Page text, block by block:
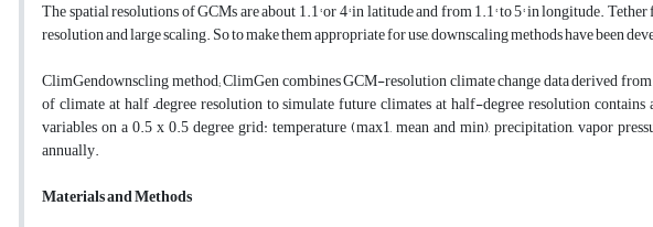
The spatial resolutions of GCMs are about 1.1° or 4° in latitude and from 1.1° to 5° in longitude.
resolution and large scaling. So to make them appropriate for use, downscaling methods have been
ClimGendownscling method; ClimGen combines GCM-resolution climate change data derived
of climate at half –degree resolution to simulate future climates at half-degree resolution
variables on a 0.5 x 0.5 degree grid: temperature (max1, mean and min), precipitation, vapor
annually.
Materials and Methods